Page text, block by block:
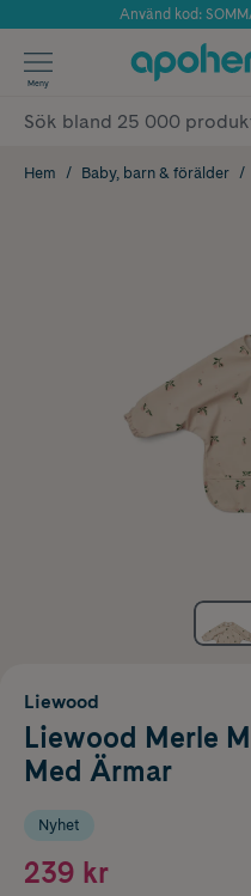
Årets Butik
Använd kod:
✓
✓
Meny
Hem Baby, barn & förälder
Liewood
Liewood Merle
Med Ärmar
Nyhet
239 kr